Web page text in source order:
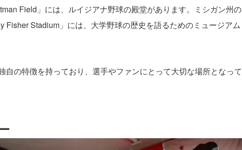
Field」には、ルイジアナ野球の殿堂があります。ミシガン州の
Fisher Stadium」には、大学野球の歴史を語るためのミュージアム
自の特徴を持っており、選手やファンにとって大切な場所となって